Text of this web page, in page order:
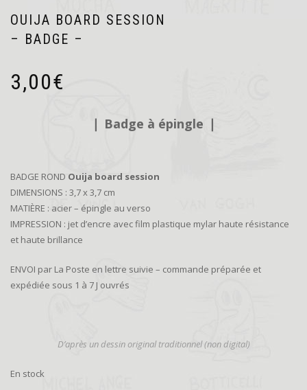
OUIJA BOARD SESSION
– BADGE –
3,00€
❘ Badge à épingle ❘
BADGE ROND Ouija board session
DIMENSIONS : 3,7 x 3,7 cm
MATIÈRE : acier – épingle au verso
IMPRESSION : jet d’encre avec film plastique mylar haute résistance
et haute brillance
ENVOI par La Poste en lettre suivie – commande préparée et
expédiée sous 1 à 7 J ouvrés
D’après un dessin original traditionnel (non digital)
En stock